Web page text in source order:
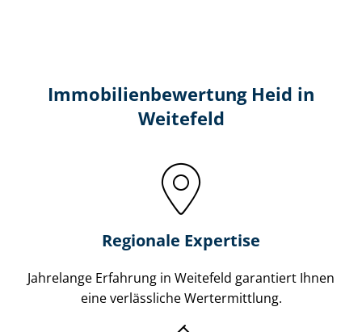
Immobilien­bewertung Heid in
Weitefeld
Regionale Expertise
Jahrelange Erfahrung in Weitefeld garantiert Ihnen
eine verlässliche Wertermittlung.